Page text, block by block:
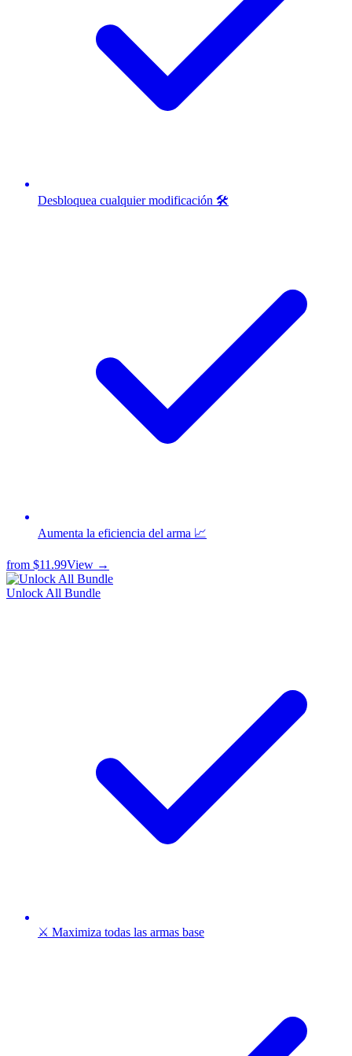
Desbloquea cualquier modificación 🛠️
Aumenta la eficiencia del arma 📈
from $11.99View →
Unlock All Bundle
⚔️ Maximiza todas las armas base